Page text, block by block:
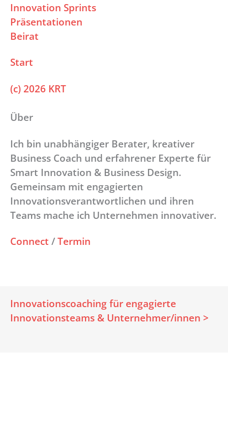
Innovation Sprints
Präsentationen
Beirat
Start
(c) 2026 KRT
Über
Ich bin unabhängiger Berater, kreativer
Business Coach und erfahrener Experte für
Smart Innovation & Business Design.
Gemeinsam mit engagierten
Innovationsverantwortlichen und ihren
Teams mache ich Unternehmen innovativer.
Connect / Termin
Innovationscoaching für engagierte
Innovationsteams & Unternehmer/innen >